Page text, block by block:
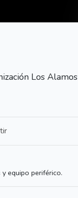
Los Alamos
equipo periférico.